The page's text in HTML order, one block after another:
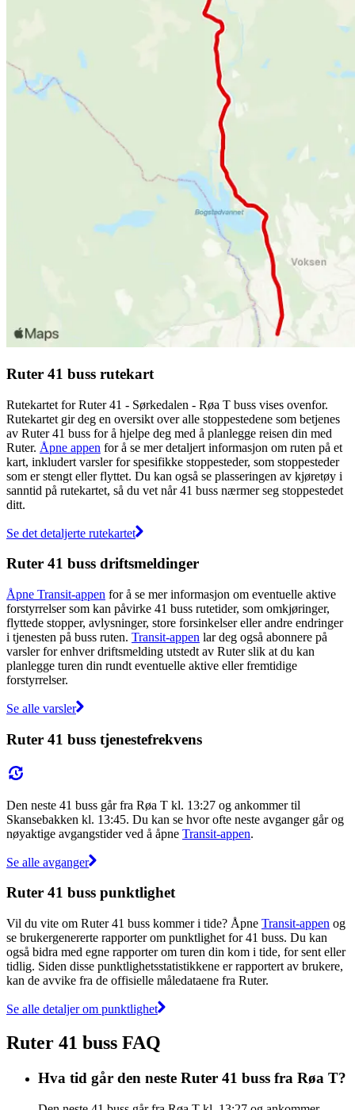
Ruter 41 buss rutekart
Rutekartet for Ruter 41 - Sørkedalen - Røa T buss vises ovenfor.
Rutekartet gir deg en oversikt over alle stoppestedene som betjenes
av Ruter 41 buss for å hjelpe deg med å planlegge reisen din med
Ruter. Åpne appen for å se mer detaljert informasjon om ruten på et
kart, inkludert varsler for spesifikke stoppesteder, som stoppesteder
som er stengt eller flyttet. Du kan også se plasseringen av kjøretøy i
sanntid på rutekartet, så du vet når 41 buss nærmer seg stoppestedet
ditt.
Se det detaljerte rutekartet
Ruter 41 buss driftsmeldinger
Åpne Transit-appen for å se mer informasjon om eventuelle aktive
forstyrrelser som kan påvirke 41 buss rutetider, som omkjøringer,
flyttede stopper, avlysninger, store forsinkelser eller andre endringer
i tjenesten på buss ruten. Transit-appen lar deg også abonnere på
varsler for enhver driftsmelding utstedt av Ruter slik at du kan
planlegge turen din rundt eventuelle aktive eller fremtidige
forstyrrelser.
Se alle varsler
Ruter 41 buss tjenestefrekvens
Den neste 41 buss går fra Røa T kl. 13:27 og ankommer til
Skansebakken kl. 13:45. Du kan se hvor ofte neste avganger går og
nøyaktige avgangstider ved å åpne Transit-appen.
Se alle avganger
Ruter 41 buss punktlighet
Vil du vite om Ruter 41 buss kommer i tide? Åpne Transit-appen og
se brukergenererte rapporter om punktlighet for 41 buss. Du kan
også bidra med egne rapporter om turen din kom i tide, for sent eller
tidlig. Siden disse punktlighetsstatistikkene er rapportert av brukere,
kan de avvike fra de offisielle måledataene fra Ruter.
Se alle detaljer om punktlighet
Ruter 41 buss FAQ
Hva tid går den neste Ruter 41 buss fra Røa T?